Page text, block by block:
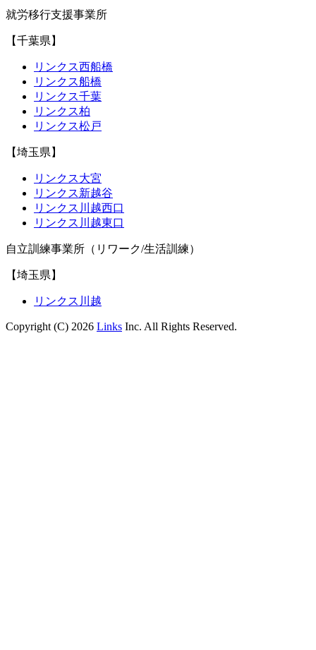
就労移行支援事業所
【千葉県】
リンクス西船橋
リンクス船橋
リンクス千葉
リンクス柏
リンクス松戸
【埼玉県】
リンクス大宮
リンクス新越谷
リンクス川越西口
リンクス川越東口
自立訓練事業所（リワーク/生活訓練）
【埼玉県】
リンクス川越
Copyright (C) 2026 Links Inc. All Rights Reserved.